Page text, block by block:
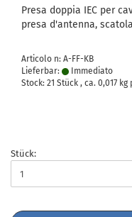
Presa doppia IEC per
presa d'antenna,
Articolo n: A-FF-KB
Lieferbar:
Immediato
Stock: 21 Stück , ca. 0,017 kg
Stück: